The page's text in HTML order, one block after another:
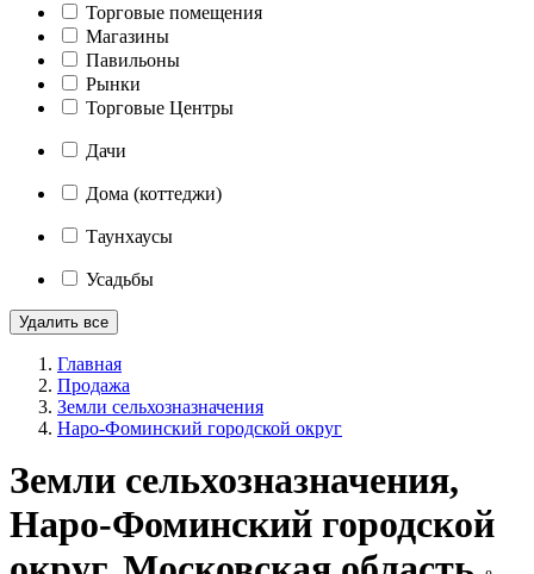
Торговые помещения
Магазины
Павильоны
Рынки
Торговые Центры
Дачи
Дома (коттеджи)
Таунхаусы
Усадьбы
Удалить все
Главная
Продажа
Земли сельхозназначения
Наро-Фоминский городской округ
Земли сельхозназначения,
Наро-Фоминский городской